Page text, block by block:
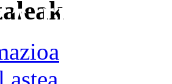
Erabilte